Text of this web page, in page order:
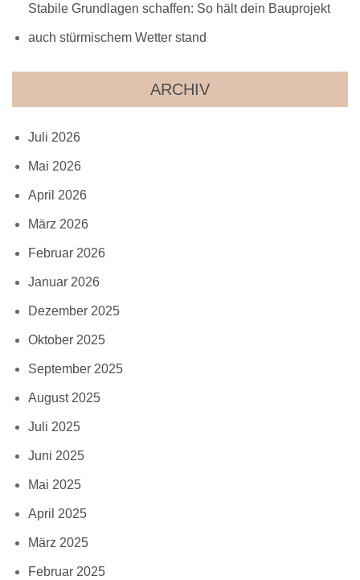
Stabile Grundlagen schaffen: So hält dein Bauprojekt
auch stürmischem Wetter stand
ARCHIV
Juli 2026
Mai 2026
April 2026
März 2026
Februar 2026
Januar 2026
Dezember 2025
Oktober 2025
September 2025
August 2025
Juli 2025
Juni 2025
Mai 2025
April 2025
März 2025
Februar 2025